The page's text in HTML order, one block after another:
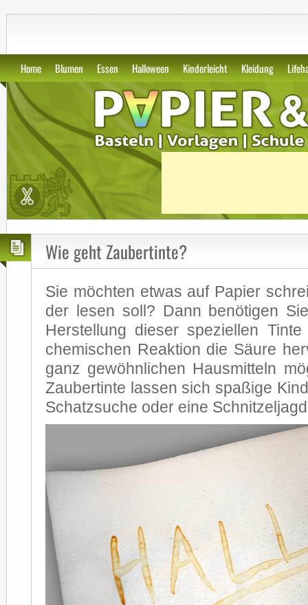
Home Blumen Essen Halloween Kinderleicht Kleidung
Wie geht Zaubertinte?
Sie möch­ten et­was auf Pa­pier
der le­sen soll? Dann be­nö­ti­gen
Her­stel­lung die­ser spe­zi­el­len
che­mi­schen Re­ak­ti­on die Säu­re
ganz ge­wöhn­li­chen Haus­mit­teln
Zau­ber­tin­te las­sen sich spa­ßi­ge
Schatz­su­che oder eine